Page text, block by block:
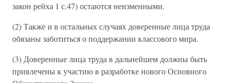
закон рейха 1 с.47) остаются неизменными.
(2) Также и в остальных случаях доверенные лица труда
обязаны заботиться о поддержании классового мира.
(3) Доверенные лица труда в дальнейшем должны быть
привлечены к участию в разработке нового Основного